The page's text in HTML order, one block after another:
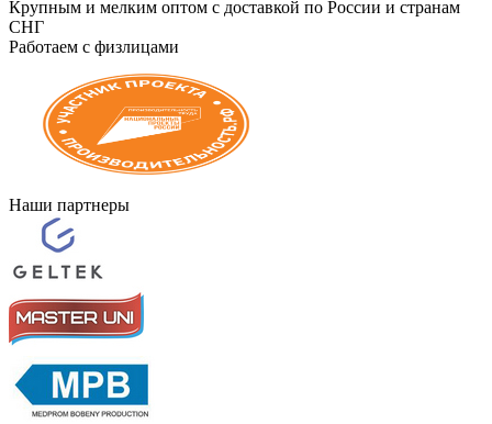
Крупным и мелким оптом с доставкой по России и странам
СНГ
Работаем с физлицами
Наши партнеры